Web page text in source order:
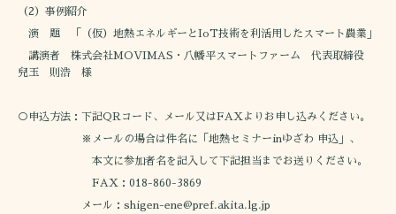
（2）事例紹介
演 題 「（仮）地熱エネルギーとIoT技術を利活用したスマート農業」
講演者 株式会社MOVIMAS・八幡平スマートファーム 代表取締役
兒玉 則浩 様
○申込方法：下記QRコード、メール又はFAXよりお申し込みください。
※メールの場合は件名に「地熱セミナーinゆざわ 申込」、
本文に参加者名を記入して下記担当までお送りください。
FAX：018-860-3869
メール：shigen-ene@pref.akita.lg.jp